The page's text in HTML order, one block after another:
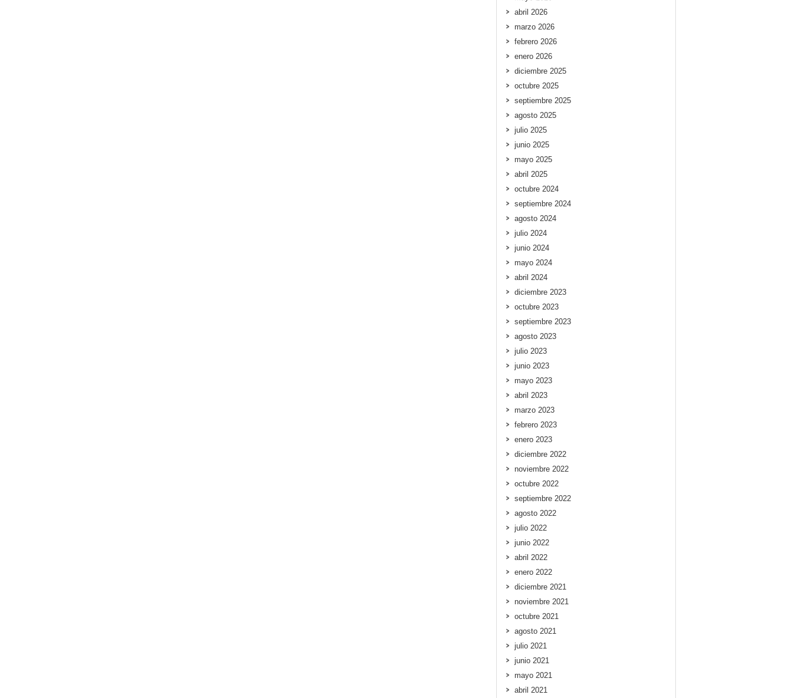
abril 2026
marzo 2026
febrero 2026
enero 2026
diciembre 2025
octubre 2025
septiembre 2025
agosto 2025
julio 2025
junio 2025
mayo 2025
abril 2025
octubre 2024
septiembre 2024
agosto 2024
julio 2024
junio 2024
mayo 2024
abril 2024
diciembre 2023
octubre 2023
septiembre 2023
agosto 2023
julio 2023
junio 2023
mayo 2023
abril 2023
marzo 2023
febrero 2023
enero 2023
diciembre 2022
noviembre 2022
octubre 2022
septiembre 2022
agosto 2022
julio 2022
junio 2022
abril 2022
enero 2022
diciembre 2021
noviembre 2021
octubre 2021
agosto 2021
julio 2021
junio 2021
mayo 2021
abril 2021